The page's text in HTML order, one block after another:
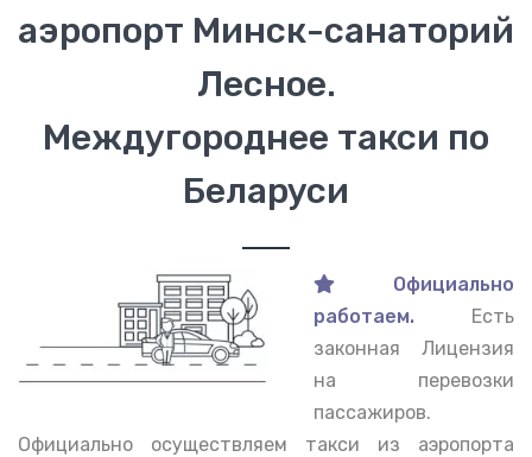
аэропорт Минск-санаторий
Лесное.
Междугороднее такси по
Беларуси
Официально
работаем.
Есть
законная Лицензия
на перевозки
пассажиров.
Официально осуществляем такси из аэропорта